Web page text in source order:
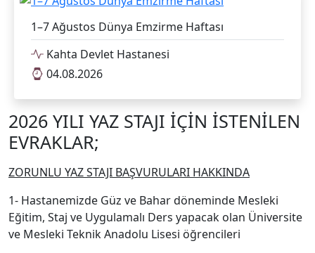
1–7 Ağustos Dünya Emzirme Haftası
Kahta Devlet Hastanesi
04.08.2026
2026 YILI YAZ STAJI İÇİN İSTENİLEN
EVRAKLAR;
ZORUNLU YAZ STAJI BAŞVURULARI HAKKINDA
1- Hastanemizde Güz ve Bahar döneminde Mesleki
Eğitim, Staj ve Uygulamalı Ders yapacak olan Üniversite
ve Mesleki Teknik Anadolu Lisesi öğrencileri